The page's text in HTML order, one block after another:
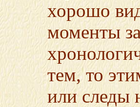
хорошо
моменты
тем, то
или следы